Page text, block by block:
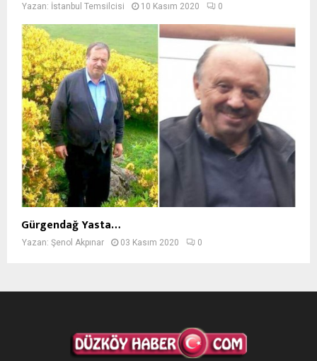
Yazan: İstanbul Temsilcisi 10 Kasım 2020 0
Gürgendağ Yasta…
Yazan: Şenol Akpınar 03 Kasım 2020 0